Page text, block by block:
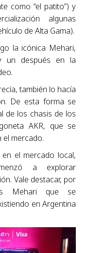
como “el patito”) y
algunas
de Alta Gama).
la icónica Mehari,
un después en la
también lo hacía
De esta forma se
de los chasis de los
AKR, que se
mercado.
el mercado local,
a explorar
Vale destacar, por
Mehari que se
en Argentina